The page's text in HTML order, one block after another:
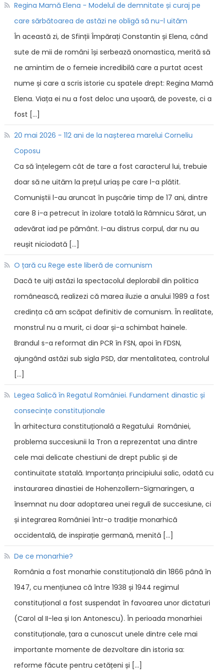
Regina Mamă Elena - Modelul de demnitate și curaj pe
care sărbătoarea de astăzi ne obligă să nu-l uităm
În această zi, de Sfinții Împărați Constantin și Elena, când
sute de mii de români își serbează onomastica, merită să
ne amintim de o femeie incredibilă care a purtat acest
nume și care a scris istorie cu spatele drept: Regina Mamă
Elena. Viața ei nu a fost deloc una ușoară, de poveste, ci a
fost […]
20 mai 2026 - 112 ani de la nașterea marelui Corneliu
Coposu
Ca să înțelegem cât de tare a fost caracterul lui, trebuie
doar să ne uităm la prețul uriaș pe care l-a plătit.
Comuniștii l-au aruncat în pușcărie timp de 17 ani, dintre
care 8 i-a petrecut în izolare totală la Râmnicu Sărat, un
adevărat iad pe pământ. I-au distrus corpul, dar nu au
reușit niciodată […]
O țară cu Rege este liberă de comunism
Dacă te uiți astăzi la spectacolul deplorabil din politica
românească, realizezi că marea iluzie a anului 1989 a fost
credința că am scăpat definitiv de comunism. În realitate,
monstrul nu a murit, ci doar și-a schimbat hainele.
Brandul s-a reformat din PCR în FSN, apoi în FDSN,
ajungând astăzi sub sigla PSD, dar mentalitatea, controlul
[…]
Legea Salică în Regatul României. Fundament dinastic și
consecințe constituționale
În arhitectura constituțională a Regatului României,
problema succesiunii la Tron a reprezentat una dintre
cele mai delicate chestiuni de drept public și de
continuitate statală. Importanța principiului salic, odată cu
instaurarea dinastiei de Hohenzollern-Sigmaringen, a
însemnat nu doar adoptarea unei reguli de succesiune, ci
și integrarea României într-o tradiție monarhică
occidentală, de inspirație germană, menită […]
De ce monarhie?
România a fost monarhie constituțională din 1866 până în
1947, cu mențiunea că între 1938 și 1944 regimul
constituțional a fost suspendat în favoarea unor dictaturi
(Carol al II-lea și Ion Antonescu). În perioada monarhiei
constituționale, țara a cunoscut unele dintre cele mai
importante momente de dezvoltare din istoria sa:
reforme făcute pentru cetățeni și […]